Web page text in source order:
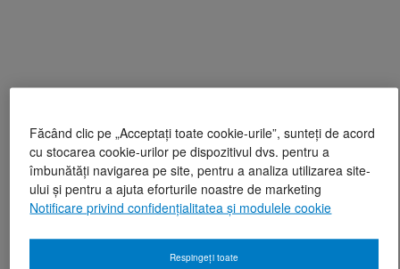
Făcând clic pe „Acceptați toate cookie-urile”, sunteți de acord
cu stocarea cookie-urilor pe dispozitivul dvs. pentru a
îmbunătăți navigarea pe site, pentru a analiza utilizarea site-
ului și pentru a ajuta eforturile noastre de marketing
Notificare privind confidențialitatea și modulele cookie
Respingeți toate